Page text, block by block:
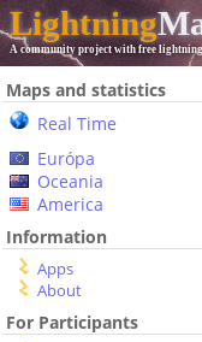
Lightning
A community project with free
Maps and statistics
Real Time
Európa
Oceania
America
Information
Apps
About
For Participants